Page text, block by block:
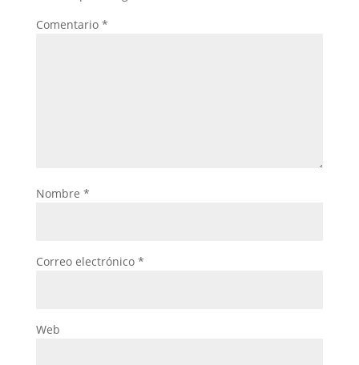
Comentario *
Nombre *
Correo electrónico *
Web